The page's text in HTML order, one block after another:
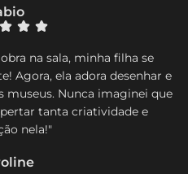
na sala, minha filha se
Agora, ela adora desenhar e
museus. Nunca imaginei que
tanta criatividade e
nela!"